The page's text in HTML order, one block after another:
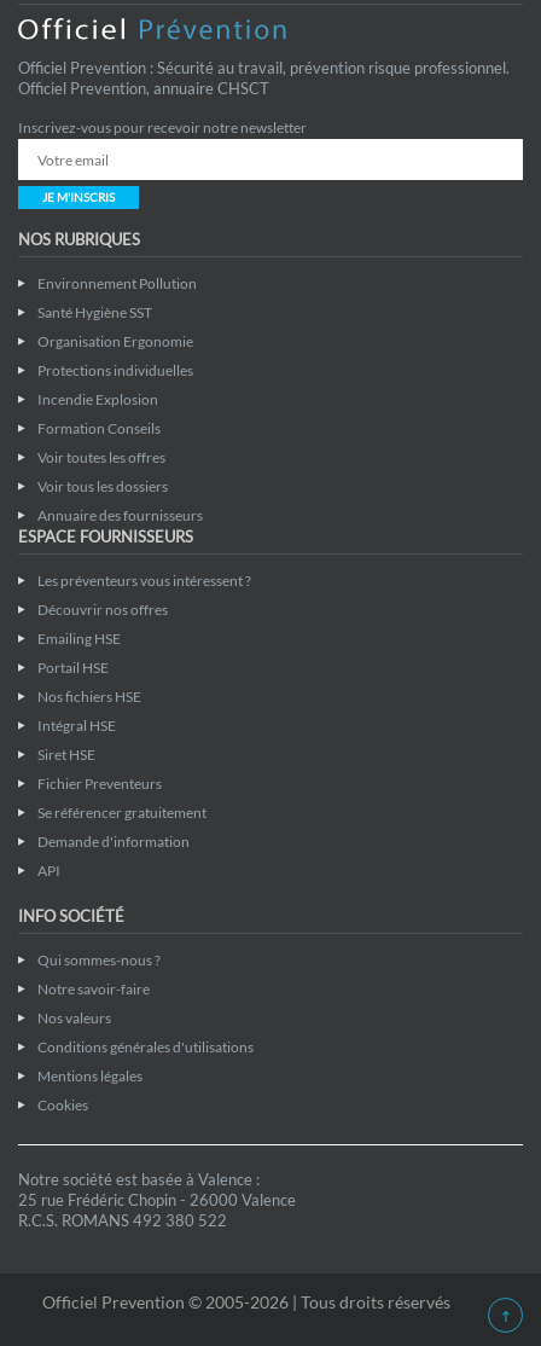
Officiel Prevention : Sécurité au travail, prévention risque professionnel.
Officiel Prevention, annuaire CHSCT
Inscrivez-vous pour recevoir notre newsletter
JE M'INSCRIS
NOS RUBRIQUES
Environnement Pollution
Santé Hygiène SST
Organisation Ergonomie
Protections individuelles
Incendie Explosion
Formation Conseils
Voir toutes les offres
Voir tous les dossiers
Annuaire des fournisseurs
ESPACE FOURNISSEURS
Les préventeurs vous intéressent ?
Découvrir nos offres
Emailing HSE
Portail HSE
Nos fichiers HSE
Intégral HSE
Siret HSE
Fichier Preventeurs
Se référencer gratuitement
Demande d'information
API
INFO SOCIÉTÉ
Qui sommes-nous ?
Notre savoir-faire
Nos valeurs
Conditions générales d'utilisations
Mentions légales
Cookies
Notre société est basée à Valence :
25 rue Frédéric Chopin - 26000 Valence
R.C.S. ROMANS 492 380 522
Officiel Prevention © 2005-2026 | Tous droits réservés